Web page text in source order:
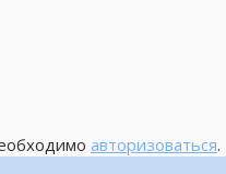
авторизоваться.